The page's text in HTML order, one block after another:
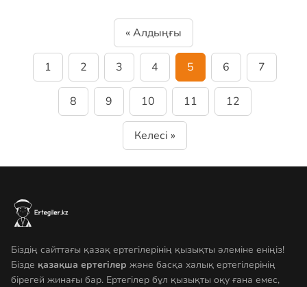
« Алдыңғы
1 2 3 4 5 6 7
8 9 10 11 12
Келесі »
Біздің сайттағы қазақ ертегілерінің қызықты әлеміне еніңіз!
Бізде қазақша ертегілер және басқа халық ертегілерінің
бірегей жинағы бар. Ертегілер бұл қызықты оқу ғана емес,